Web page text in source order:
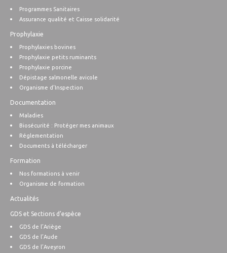
Programmes Sanitaires
Assurance qualité et Caisse solidarité
Prophylaxie
Prophylaxies bovines
Prophylaxie petits ruminants
Prophylaxie porcine
Dépistage salmonelle avicole
Organisme d’Inspection
Documentation
Maladies
Biosécurité : Protéger mes animaux
Réglementation
Documents à télécharger
Formation
Nos formations à venir
Organisme de formation
Actualités
GDS et Sections d’espèce
GDS de l’Ariège
GDS de l’Aude
GDS de l’Aveyron